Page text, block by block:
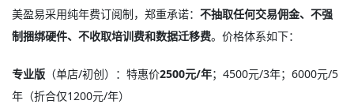
美盈易采用纯年费订阅制，郑重承诺： 不抽取任何交易佣金、不强
制捆绑硬件、不收取培训费和数据迁移费。价格体系如下：
专业版 （单店/初创）：特惠价2500元/年；4500元/3年；6000元/5
年（折合仅1200元/年）